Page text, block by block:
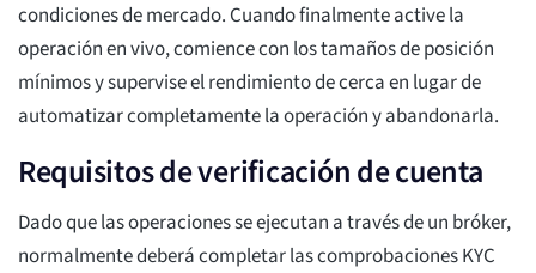
condiciones de mercado. Cuando finalmente active la
operación en vivo, comience con los tamaños de posición
mínimos y supervise el rendimiento de cerca en lugar de
automatizar completamente la operación y abandonarla.
Requisitos de verificación de cuenta
Dado que las operaciones se ejecutan a través de un bróker,
normalmente deberá completar las comprobaciones KYC